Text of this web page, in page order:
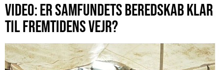
VIDEO: ER SAMFUNDETS BEREDSKAB KLAR
TIL FREMTIDENS VEJR?